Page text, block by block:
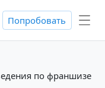
Попробовать
по франшизе